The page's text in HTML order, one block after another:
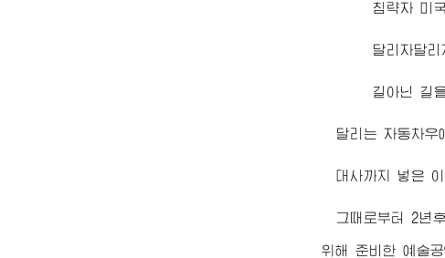
침략자 미
달리자달
길아닌 길
달리는 자동차우
대사까지 넣은
그때로부터 2년
위해 준비한 예술